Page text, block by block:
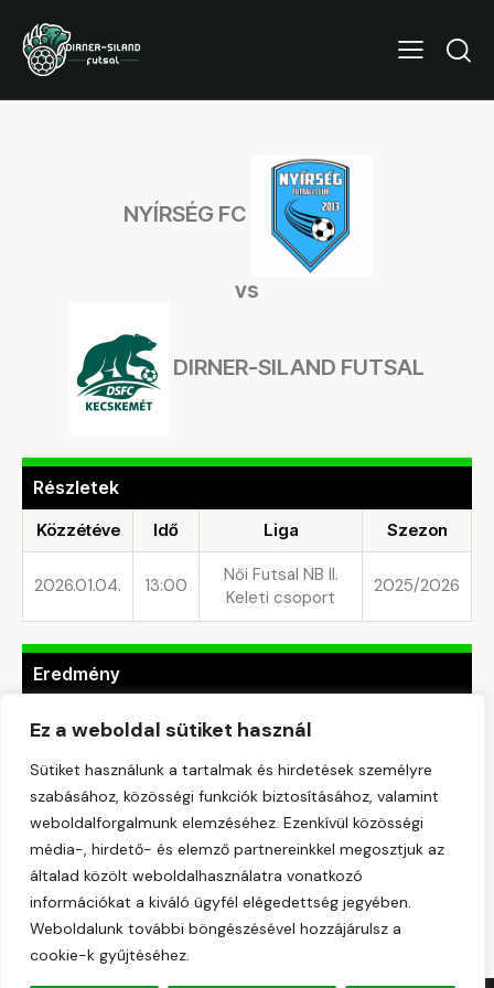
Ez a weboldal sütiket használ
Sütiket használunk a tartalmak és hirdetések személyre
szabásához, közösségi funkciók biztosításához, valamint
weboldalforgalmunk elemzéséhez. Ezenkívül közösségi
média-, hirdető- és elemző partnereinkkel megosztjuk az
általad közölt weboldalhasználatra vonatkozó
információkat a kiváló ügyfél elégedettség jegyében.
Weboldalunk további böngészésével hozzájárulsz a
cookie-k gyűjtéséhez.
NYÍRSÉG FC
vs
DIRNER-SILAND FUTSAL
Részletek
Közzétéve Idő Liga Szezon
2026.01.04. 13:00
Női Futsal NB II.
Keleti csoport
2025/2026
Eredmény
NYÍRSÉG
— — 3 Győzelem
DIRNER-
SILAND
FUTSAL
— — 1 Vereség